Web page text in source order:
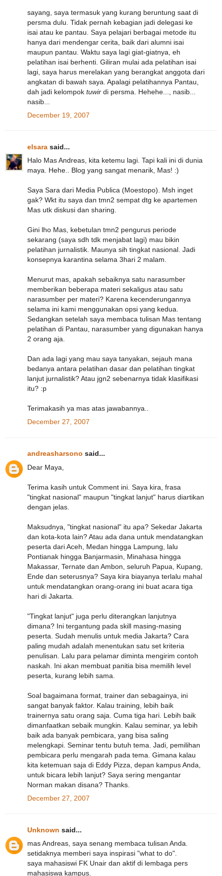
sayang, saya termasuk yang kurang beruntung saat di
persma dulu. Tidak pernah kebagian jadi delegasi ke
isai atau ke pantau. Saya pelajari berbagai metode itu
hanya dari mendengar cerita, baik dari alumni isai
maupun pantau. Waktu saya lagi giat-giatnya, eh
pelatihan isai berhenti. Giliran mulai ada pelatihan isai
lagi, saya harus merelakan yang berangkat anggota dari
angkatan di bawah saya. Apalagi pelatihannya Pantau,
dah jadi kelompok tuwir di persma. Hehehe..., nasib...
nasib...
December 19, 2007
elsara said...
Halo Mas Andreas, kita ketemu lagi. Tapi kali ini di dunia
maya. Hehe.. Blog yang sangat menarik, Mas! :)
Saya Sara dari Media Publica (Moestopo). Msh inget
gak? Wkt itu saya dan tmn2 sempat dtg ke apartemen
Mas utk diskusi dan sharing.
Gini lho Mas, kebetulan tmn2 pengurus periode
sekarang (saya sdh tdk menjabat lagi) mau bikin
pelatihan jurnalistik. Maunya sih tingkat nasional. Jadi
konsepnya karantina selama 3hari 2 malam.
Menurut mas, apakah sebaiknya satu narasumber
memberikan beberapa materi sekaligus atau satu
narasumber per materi? Karena kecenderungannya
selama ini kami menggunakan opsi yang kedua.
Sedangkan setelah saya membaca tulisan Mas tentang
pelatihan di Pantau, narasumber yang digunakan hanya
2 orang aja.
Dan ada lagi yang mau saya tanyakan, sejauh mana
bedanya antara pelatihan dasar dan pelatihan tingkat
lanjut jurnalistik? Atau jgn2 sebenarnya tidak klasifikasi
itu? :p
Terimakasih ya mas atas jawabannya..
December 27, 2007
andreasharsono said...
Dear Maya,
Terima kasih untuk Comment ini. Saya kira, frasa
"tingkat nasional" maupun "tingkat lanjut" harus diartikan
dengan jelas.
Maksudnya, "tingkat nasional" itu apa? Sekedar Jakarta
dan kota-kota lain? Atau ada dana untuk mendatangkan
peserta dari Aceh, Medan hingga Lampung, lalu
Pontianak hingga Banjarmasin, Minahasa hingga
Makassar, Ternate dan Ambon, seluruh Papua, Kupang,
Ende dan seterusnya? Saya kira biayanya terlalu mahal
untuk mendatangkan orang-orang ini buat acara tiga
hari di Jakarta.
"Tingkat lanjut" juga perlu diterangkan lanjutnya
dimana? Ini tergantung pada skill masing-masing
peserta. Sudah menulis untuk media Jakarta? Cara
paling mudah adalah menentukan satu set kriteria
penulisan. Lalu para pelamar diminta mengirim contoh
naskah. Ini akan membuat panitia bisa memilih level
peserta, kurang lebih sama.
Soal bagaimana format, trainer dan sebagainya, ini
sangat banyak faktor. Kalau training, lebih baik
trainernya satu orang saja. Cuma tiga hari. Lebih baik
dimanfaatkan sebaik mungkin. Kalau seminar, ya lebih
baik ada banyak pembicara, yang bisa saling
melengkapi. Seminar tentu butuh tema. Jadi, pemilihan
pembicara perlu mengarah pada tema. Gimana kalau
kita ketemuan saja di Eddy Pizza, depan kampus Anda,
untuk bicara lebih lanjut? Saya sering mengantar
Norman makan disana? Thanks.
December 27, 2007
Unknown said...
mas Andreas, saya senang membaca tulisan Anda.
setidaknya memberi saya inspirasi "what to do".
saya mahasiswi FK Unair dan aktif di lembaga pers
mahasiswa kampus.